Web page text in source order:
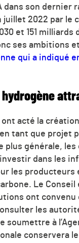
dans son
2022 par le
et 151 milliards
ses ambitions
qui a indiqué
hydrogène
acté la
tant que projet
plus générale,
dans les
les
Le
ont convenu
les
à
conservera